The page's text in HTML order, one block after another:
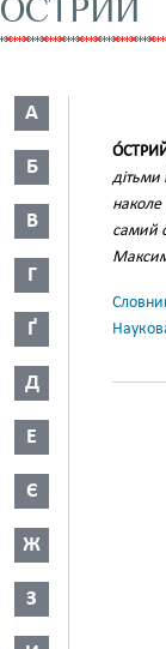
ОСТРИЙ
А
Б
В
Г
Ґ
Д
Е
Є
Ж
З
дітьми
наколе
самий